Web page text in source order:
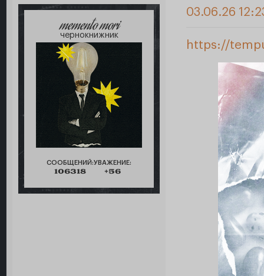
memento mori
чернокнижник
СООБЩЕНИЙ:
106318
УВАЖЕНИЕ:
+56
03.06.26
https://